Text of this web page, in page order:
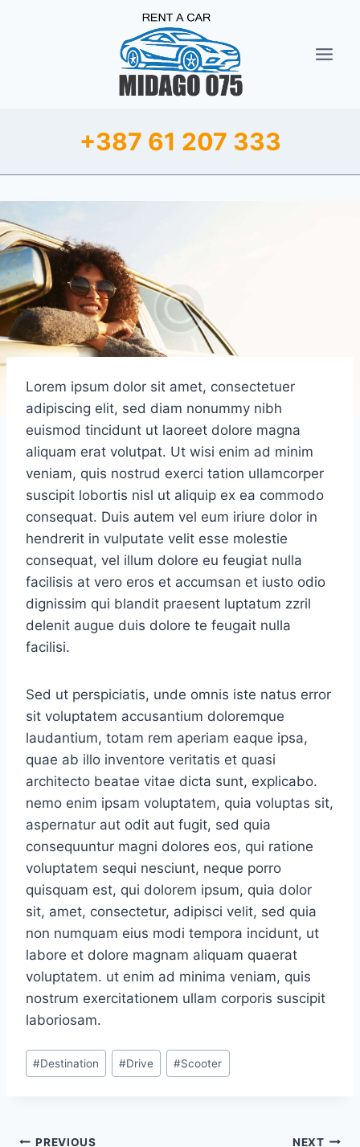
+387 61 207 333
Lorem ipsum dolor sit amet, consectetuer
adipiscing elit, sed diam nonummy nibh
euismod tincidunt ut laoreet dolore magna
aliquam erat volutpat. Ut wisi enim ad minim
veniam, quis nostrud exerci tation ullamcorper
suscipit lobortis nisl ut aliquip ex ea commodo
consequat. Duis autem vel eum iriure dolor in
hendrerit in vulputate velit esse molestie
consequat, vel illum dolore eu feugiat nulla
facilisis at vero eros et accumsan et iusto odio
dignissim qui blandit praesent luptatum zzril
delenit augue duis dolore te feugait nulla
facilisi.
Sed ut perspiciatis, unde omnis iste natus error
sit voluptatem accusantium doloremque
laudantium, totam rem aperiam eaque ipsa,
quae ab illo inventore veritatis et quasi
architecto beatae vitae dicta sunt, explicabo.
nemo enim ipsam voluptatem, quia voluptas sit,
aspernatur aut odit aut fugit, sed quia
consequuntur magni dolores eos, qui ratione
voluptatem sequi nesciunt, neque porro
quisquam est, qui dolorem ipsum, quia dolor
sit, amet, consectetur, adipisci velit, sed quia
non numquam eius modi tempora incidunt, ut
labore et dolore magnam aliquam quaerat
voluptatem. ut enim ad minima veniam, quis
nostrum exercitationem ullam corporis suscipit
laboriosam.
Post
Tags:
#Destination #Drive #Scooter
PREVIOUS NEXT